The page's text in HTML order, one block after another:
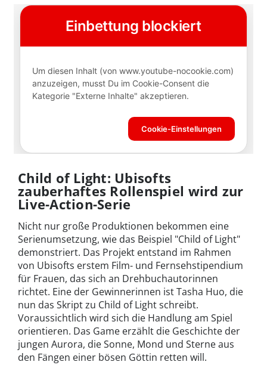
Child of Light: Ubisofts
zauberhaftes Rollenspiel wird zur
Live-Action-Serie
Nicht nur große Produktionen bekommen eine
Serienumsetzung, wie das Beispiel "Child of Light"
demonstriert. Das Projekt entstand im Rahmen
von Ubisofts erstem Film- und Fernsehstipendium
für Frauen, das sich an Drehbuchautorinnen
richtet. Eine der Gewinnerinnen ist Tasha Huo, die
nun das Skript zu Child of Light schreibt.
Voraussichtlich wird sich die Handlung am Spiel
orientieren. Das Game erzählt die Geschichte der
jungen Aurora, die Sonne, Mond und Sterne aus
den Fängen einer bösen Göttin retten will.